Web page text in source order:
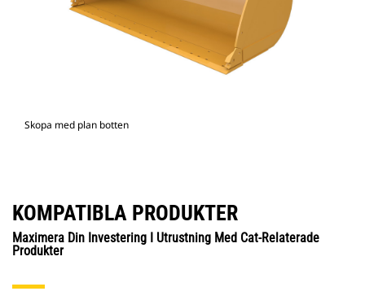
Skopa med plan botten
KOMPATIBLA PRODUKTER
Maximera Din Investering I Utrustning Med Cat-Relaterade
Produkter